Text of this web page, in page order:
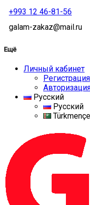
+993 12 46-81-56
galam-zakaz@mail.ru
Ещё
Личный кабинет
Регистрация
Русский
Русский
Türkmençe